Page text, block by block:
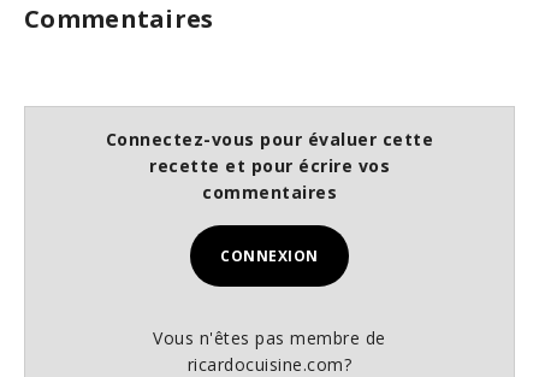
Commentaires
Connectez-vous pour évaluer cette
recette et pour écrire vos
commentaires
CONNEXION
Vous n'êtes pas membre de
ricardocuisine.com?